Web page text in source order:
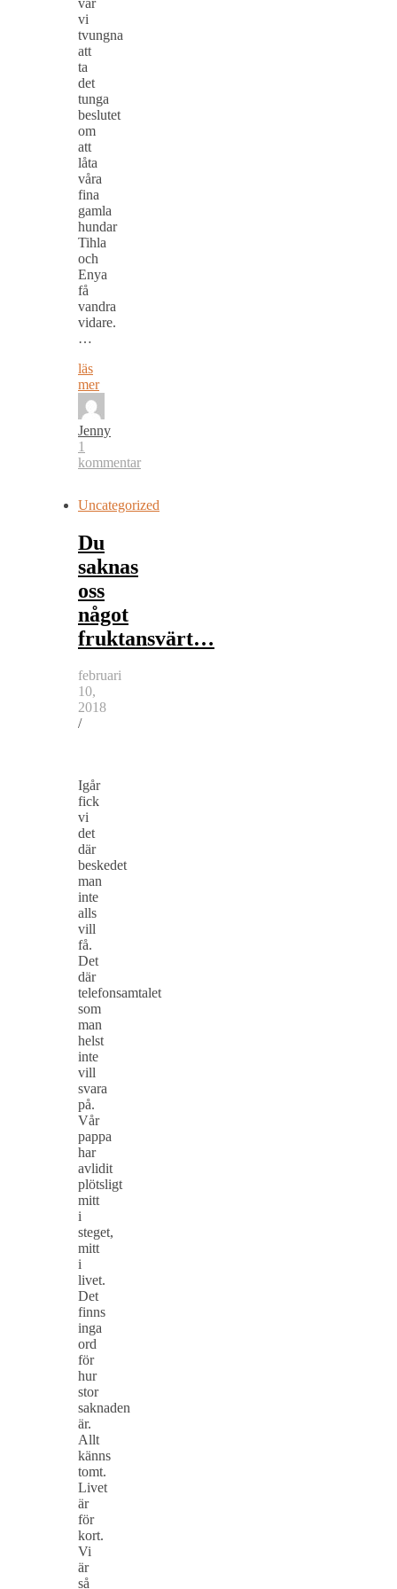
vi
tvungna
att
ta
det
tunga
beslutet
om
att
låta
våra
fina
gamla
hundar
Tihla
och
Enya
få
vandra
vidare.
…
läs
mer
Jenny
1
kommentar
Uncategorized
Du
saknas
oss
något
fruktansvärt…
februari
10,
2018
/
Igår
fick
vi
det
där
beskedet
man
inte
alls
vill
få.
Det
där
telefonsamtalet
som
man
helst
inte
vill
svara
på.
Vår
pappa
har
avlidit
plötsligt
mitt
i
steget,
mitt
i
livet.
Det
finns
inga
ord
för
hur
stor
saknaden
är.
Allt
känns
tomt.
Livet
är
för
kort.
Vi
är
så